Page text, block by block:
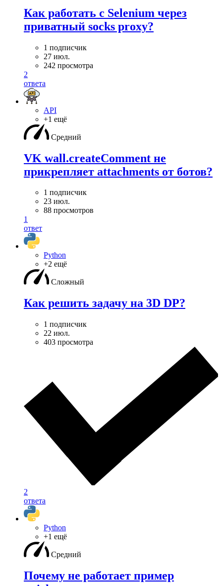
Как работать с Selenium через
приватный socks proxy?
1 подписчик
27 июл.
242 просмотра
2
ответа
API
+1 ещё
Средний
VK wall.createComment не
прикрепляет attachments от ботов?
1 подписчик
23 июл.
88 просмотров
1
ответ
Python
+2 ещё
Сложный
Как решить задачу на 3D DP?
1 подписчик
22 июл.
403 просмотра
2
ответа
Python
+1 ещё
Средний
Почему не работает пример